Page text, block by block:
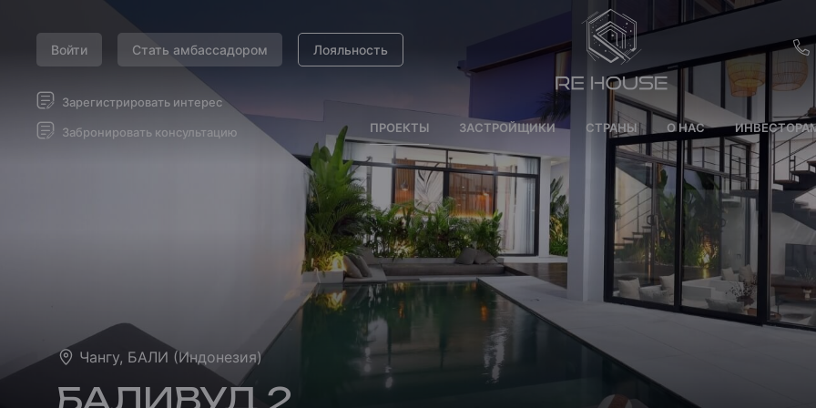
Войти Стать амбассадором Лояльность
EUR
SEK
BRL
SAR
Зарегистрировать интерес
Забронировать консультацию ПРОЕКТЫ ЗАСТРОЙЩИКИ СТРАНЫ О НАС
Чангу, БАЛИ (Индонезия)
БАЛИВУД 2